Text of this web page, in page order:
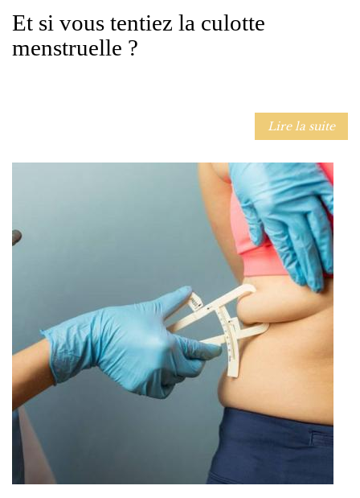
Et si vous tentiez la culotte
menstruelle ?
Lire la suite